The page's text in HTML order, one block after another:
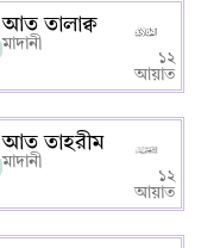
আত তালাক্ব
মাদানী
১২
আয়াত
আত তাহরীম
মাদানী
১২
আয়াত